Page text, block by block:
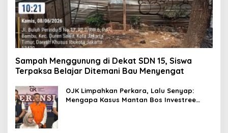
Sampah Menggunung di Dekat SDN 15, Siswa
Terpaksa Belajar Ditemani Bau Menyengat
OJK Limpahkan Perkara, Lalu Senyap:
Mengapa Kasus Mantan Bos Investree